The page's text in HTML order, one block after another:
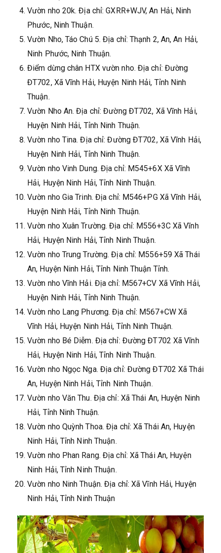
Vườn nho 20k. Địa chỉ: GXRR+WJV, An Hải, Ninh
Phước, Ninh Thuận.
Vườn Nho, Táo Chú 5. Địa chỉ: Thạnh 2, An, An Hải,
Ninh Phước, Ninh Thuận.
Điểm dừng chân HTX vườn nho. Địa chỉ: Đường
ĐT702, Xã Vĩnh Hải, Huyện Ninh Hải, Tỉnh Ninh
Thuận.
Vườn Nho An. Địa chỉ: Đường ĐT702, Xã Vĩnh Hải,
Huyện Ninh Hải, Tỉnh Ninh Thuận.
Vườn nho Tina. Địa chỉ: Đường ĐT702, Xã Vĩnh Hải,
Huyện Ninh Hải, Tỉnh Ninh Thuận.
Vườn nho Vinh Dung. Địa chỉ: M545+6X Xã Vĩnh
Hải, Huyện Ninh Hải, Tỉnh Ninh Thuận.
Vườn nho Gia Trinh. Địa chỉ: M546+PG Xã Vĩnh Hải,
Huyện Ninh Hải, Tỉnh Ninh Thuận.
Vườn nho Xuân Trường. Địa chỉ: M556+3C Xã Vĩnh
Hải, Huyện Ninh Hải, Tỉnh Ninh Thuận.
Vườn nho Trung Trường. Địa chỉ: M556+59 Xã Thái
An, Huyện Ninh Hải, Tỉnh Ninh Thuận Tỉnh.
Vườn nho Vĩnh Hải. Địa chỉ: M567+CV Xã Vĩnh Hải,
Huyện Ninh Hải, Tỉnh Ninh Thuận.
Vườn nho Lang Phương. Địa chỉ: M567+CW Xã
Vĩnh Hải, Huyện Ninh Hải, Tỉnh Ninh Thuận.
Vườn nho Bé Diễm. Địa chỉ: Đường ĐT702 Xã Vĩnh
Hải, Huyện Ninh Hải, Tỉnh Ninh Thuận.
Vườn nho Ngọc Nga. Địa chỉ: Đường ĐT702 Xã Thái
An, Huyện Ninh Hải, Tỉnh Ninh Thuận.
Vườn nho Văn Thu. Địa chỉ: Xã Thái An, Huyện Ninh
Hải, Tỉnh Ninh Thuận.
Vườn nho Quỳnh Thoa. Địa chỉ: Xã Thái An, Huyện
Ninh Hải, Tỉnh Ninh Thuận.
Vườn nho Phan Rang. Địa chỉ: Xã Thái An, Huyện
Ninh Hải, Tỉnh Ninh Thuận.
Vườn nho Ninh Thuận. Địa chỉ: Xã Vĩnh Hải, Huyện
Ninh Hải, Tỉnh Ninh Thuận